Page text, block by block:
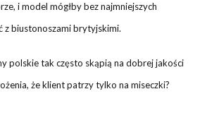
i model mógłby bez najmniejszych
biustonoszami brytyjskimi.
polskie tak często skąpią na dobrej jakości
że klient patrzy tylko na miseczki?